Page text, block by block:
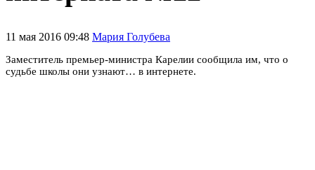
11 мая 2016 09:48 Мария Голубева
Заместитель премьер-министра Карелии сообщила им, что о
судьбе школы они узнают… в интернете.